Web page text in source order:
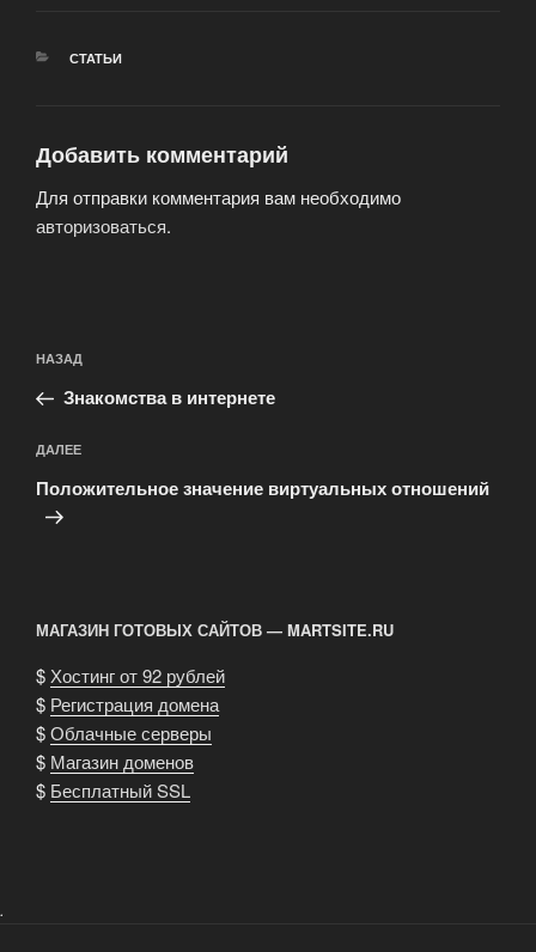
РУБРИКИ
СТАТЬИ
Добавить комментарий
Для отправки комментария вам необходимо
авторизоваться.
по
записям
Предыдущая
запись:
НАЗАД
Знакомства в интернете
Следующая
запись
ДАЛЕЕ
Положительное значение виртуальных отношений
МАГАЗИН ГОТОВЫХ САЙТОВ — MARTSITE.RU
$Хостинг от 92 рублей
$ Регистрация домена
$Облачные серверы
$ Магазин доменов
$ Бесплатный SSL
.